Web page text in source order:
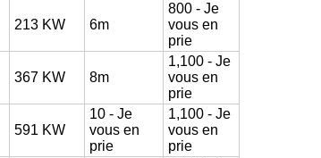
213 KW 6m
800 - Je
vous en
prie
367 KW 8m
1,100 - Je
vous en
prie
591 KW
10 - Je
vous en
prie
1,100 - Je
vous en
prie